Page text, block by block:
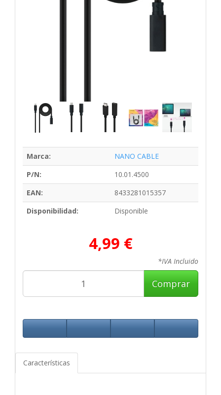
Marca:
NANO CABLE
P/N:
10.01.4500
EAN:
8433281015357
Disponibilidad:
Disponible
4,99 €
*IVA Incluido
Comprar
Características